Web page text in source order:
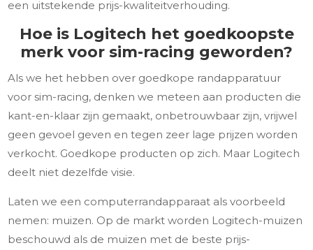
een uitstekende prijs-kwaliteitverhouding.
Hoe is Logitech het goedkoopste
merk voor sim-racing geworden?
Als we het hebben over goedkope randapparatuur
voor sim-racing, denken we meteen aan producten die
kant-en-klaar zijn gemaakt, onbetrouwbaar zijn, vrijwel
geen gevoel geven en tegen zeer lage prijzen worden
verkocht. Goedkope producten op zich. Maar Logitech
deelt niet dezelfde visie.
Laten we een computerrandapparaat als voorbeeld
nemen: muizen. Op de markt worden Logitech-muizen
beschouwd als de muizen met de beste prijs-